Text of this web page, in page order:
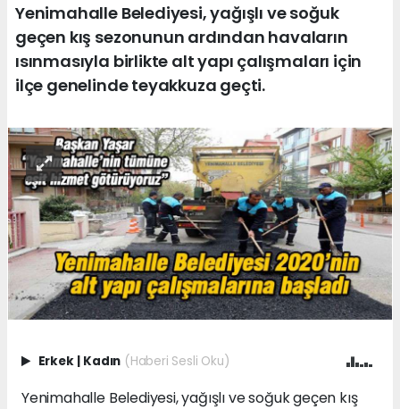
Yenimahalle Belediyesi, yağışlı ve soğuk
geçen kış sezonunun ardından havaların
ısınmasıyla birlikte alt yapı çalışmaları için
ilçe genelinde teyakkuza geçti.
Erkek | Kadın (Haberi Sesli Oku)
Yenimahalle Belediyesi, yağışlı ve soğuk geçen kış